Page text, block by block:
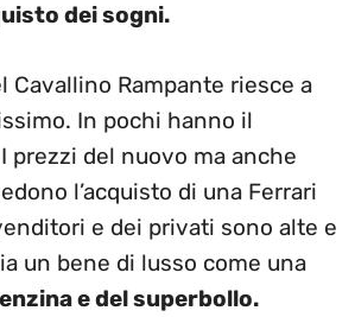
dei sogni.
Rampante riesce a
In pochi hanno il
prezzi del nuovo ma anche
l’acquisto di una Ferrari
e dei privati sono alte e
un bene di lusso come una
e del superbollo.